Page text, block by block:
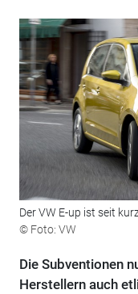
Der VW E-up ist seit
© Foto: VW
Die Subventionen
Herstellern auch